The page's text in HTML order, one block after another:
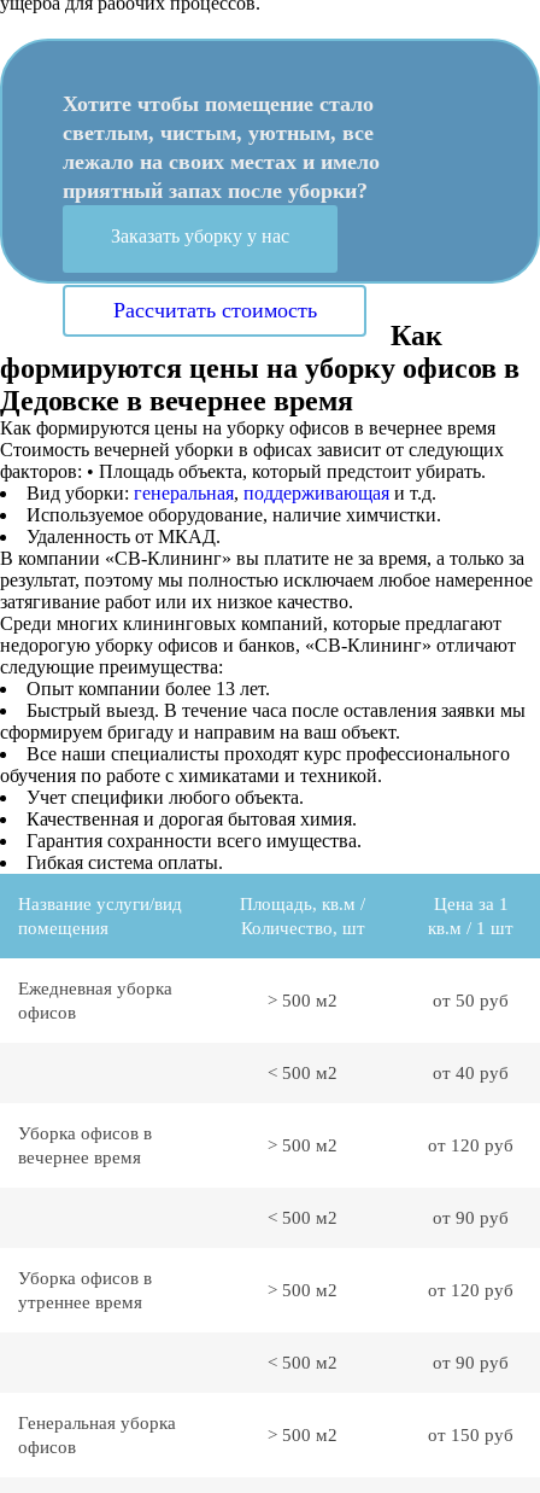
Хотите чтобы помещение стало
светлым, чистым, уютным, все
лежало на своих местах и имело
приятный запах после уборки?
Заказать уборку у нас
Рассчитать стоимость
Как
формируются цены на уборку офисов в
Дедовске в вечернее время
Как формируются цены на уборку офисов в вечернее время
Стоимость вечерней уборки в офисах зависит от следующих
факторов: • Площадь объекта, который предстоит убирать.
Вид уборки: генеральная, поддерживающая и т.д.
Используемое оборудование, наличие химчистки.
Удаленность от МКАД.
В компании «СВ-Клининг» вы платите не за время, а только за
результат, поэтому мы полностью исключаем любое намеренное
затягивание работ или их низкое качество.
Среди многих клининговых компаний, которые предлагают
недорогую уборку офисов и банков, «СВ-Клининг» отличают
следующие преимущества:
Опыт компании более 13 лет.
Быстрый выезд. В течение часа после оставления заявки мы
сформируем бригаду и направим на ваш объект.
Все наши специалисты проходят курс профессионального
обучения по работе с химикатами и техникой.
Учет специфики любого объекта.
Качественная и дорогая бытовая химия.
Гарантия сохранности всего имущества.
Гибкая система оплаты.
Название услуги/вид
помещения
Площадь, кв.м /
Количество, шт
Цена за 1
кв.м / 1 шт
Ежедневная уборка
офисов
> 500 м2 от 50 руб
< 500 м2 от 40 руб
Уборка офисов в
вечернее время
> 500 м2 от 120 руб
< 500 м2 от 90 руб
Уборка офисов в
утреннее время
> 500 м2 от 120 руб
< 500 м2 от 90 руб
Генеральная уборка
офисов
> 500 м2 от 150 руб